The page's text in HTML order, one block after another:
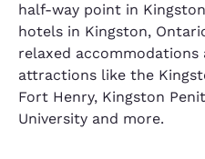
half-way point in
hotels in Kingston,
relaxed accommodations
attractions like the
Fort Henry, Kingston
University and more.